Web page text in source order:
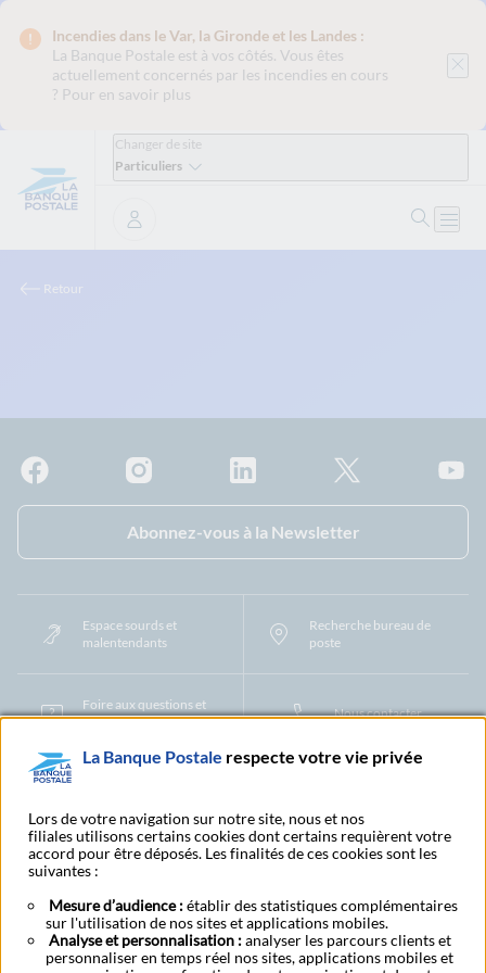
Incendies dans le Var, la Gironde et les Landes :
La Banque Postale est à vos côtés. Vous êtes
actuellement concernés par les incendies en cours
? Pour en savoir plus
Changer de site
Particuliers
Se connecter
Retour
Abonnez-vous à la Newsletter
Espace sourds et
malentendants
Recherche bureau de
poste
Foire aux questions et
centre d'aide
Nous contacter
Protection des Données à Caractère PersonnelFiliales et partenaires
CookiesGestion des cookiesActualiser vos informations
Contestation et réclamation Coordonnées Centres Financiers
Alertes fraudes et points de vigilance Actualités réglementaires CGU
Aide navigateur et systèmes d'exploitation
Vider le cache de votre navigateurLexique Aide et accessibilité
Accessibilité – Partiellement conforme Espace candidature
La Banque Postale respecte votre vie privée
Lors de votre navigation sur notre site, nous et nos
filiales utilisons certains cookies dont certains requièrent votre
accord pour être déposés. Les finalités de ces cookies sont les
suivantes :
Mesure d’audience :établir des statistiques complémentaires
sur l'utilisation de nos sites et applications mobiles.
Analyse et personnalisation :analyser les parcours clients et
personnaliser en temps réel nos sites, applications mobiles et